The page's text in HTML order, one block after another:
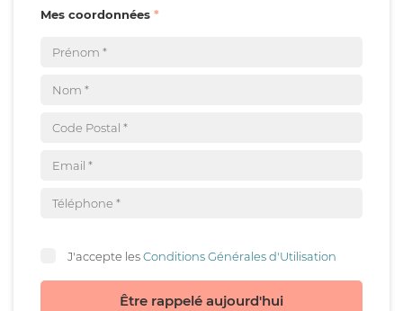
Mes coordonnées
J'accepte lesConditions Générales d'Utilisation
Être rappelé aujourd'hui